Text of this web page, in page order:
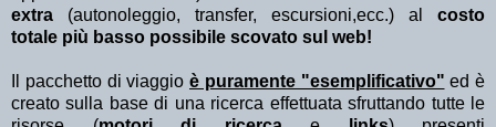
extra (autonoleggio, transfer, escursioni,ecc.) al costo
totale più basso possibile scovato sul web!
Il pacchetto di viaggio è puramente "esemplificativo" ed è
creato sulla base di una ricerca effettuata sfruttando tutte le